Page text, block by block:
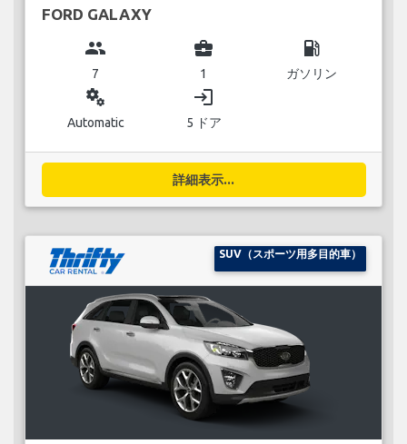
FORD GALAXY
group
7
business_center
1
local_gas_station
ガソリン
miscellaneous_services
Automatic
login
5 ドア
詳細表示...
SUV（スポーツ用多目的車）